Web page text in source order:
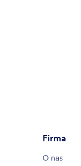
Firma
O nas